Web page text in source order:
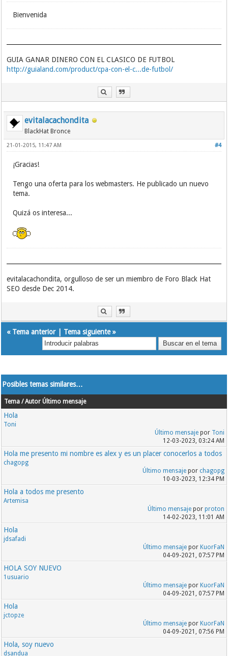
Bienvenida
GUIA GANAR DINERO CON EL CLASICO DE FUTBOL
http://guialand.com/product/cpa-con-el-c...de-futbol/
evitalacachondita
BlackHat Bronce
#4
21-01-2015, 11:47 AM
¡Gracias!
Tengo una oferta para los webmasters. He publicado un nuevo
tema.
Quizá os interesa...
evitalacachondita, orgulloso de ser un miembro de Foro Black Hat
SEO desde Dec 2014.
« Tema anterior| Tema siguiente»
Posibles temas similares…
Tema / Autor Último mensaje
Hola
Toni
Último mensajepor Toni
12-03-2023, 03:24 AM
Hola me presento mi nombre es alex y es un placer conocerlos a todos
chagopg
Último mensajepor chagopg
10-03-2023, 12:34 PM
Hola a todos me presento
Artemisa
Último mensajepor proton
14-02-2023, 11:01 AM
Hola
jdsafadi
Último mensajepor KuorFaN
04-09-2021, 07:57 PM
HOLA SOY NUEVO
1usuario
Último mensajepor KuorFaN
04-09-2021, 07:57 PM
Hola
jctopze
Último mensajepor KuorFaN
04-09-2021, 07:56 PM
Hola, soy nuevo
dsandua